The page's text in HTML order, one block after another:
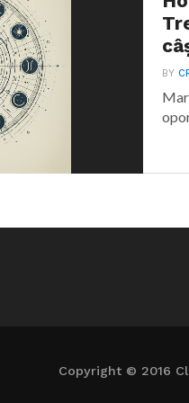
BY
Copyright © 2016